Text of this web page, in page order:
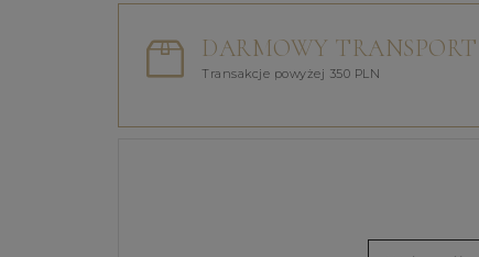
DARMOWY TRANSPORT
Transakcje powyżej 350 PLN